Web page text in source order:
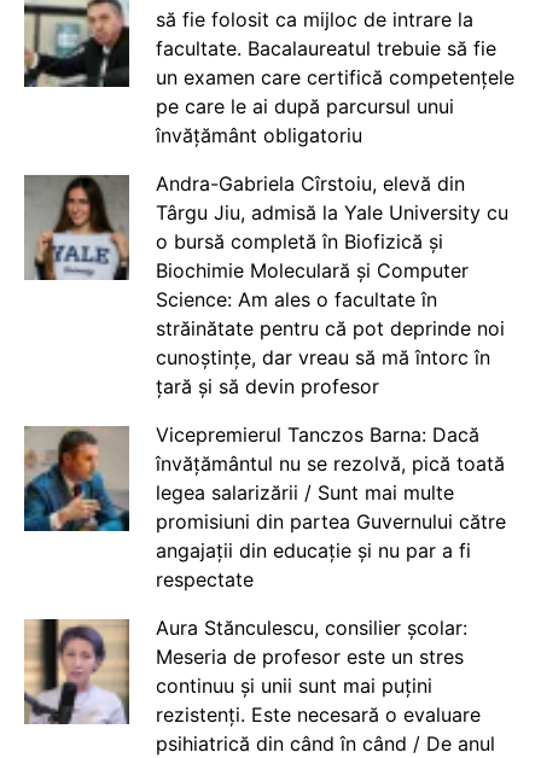
să fie folosit ca mijloc de intrare la
facultate. Bacalaureatul trebuie să fie
un examen care certifică competențele
pe care le ai după parcursul unui
învățământ obligatoriu
Andra-Gabriela Cîrstoiu, elevă din
Târgu Jiu, admisă la Yale University cu
o bursă completă în Biofizică și
Biochimie Moleculară și Computer
Science: Am ales o facultate în
străinătate pentru că pot deprinde noi
cunoștințe, dar vreau să mă întorc în
țară și să devin profesor
Vicepremierul Tanczos Barna: Dacă
învățământul nu se rezolvă, pică toată
legea salarizării / Sunt mai multe
promisiuni din partea Guvernului către
angajații din educație și nu par a fi
respectate
Aura Stănculescu, consilier școlar:
Meseria de profesor este un stres
continuu și unii sunt mai puțini
rezistenți. Este necesară o evaluare
psihiatrică din când în când / De anul